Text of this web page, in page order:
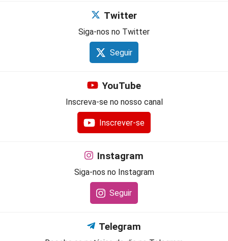
Twitter
Siga-nos no Twitter
Seguir
YouTube
Inscreva-se no nosso canal
Inscrever-se
Instagram
Siga-nos no Instagram
Seguir
Telegram